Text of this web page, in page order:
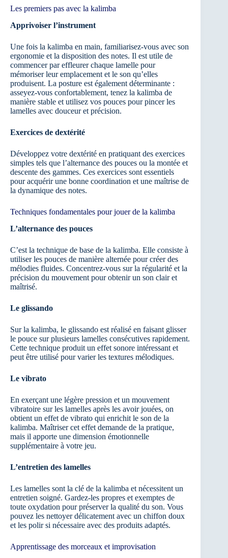
Les premiers pas avec la kalimba
Apprivoiser l’instrument
Une fois la kalimba en main, familiarisez-vous avec son
ergonomie et la disposition des notes. Il est utile de
commencer par effleurer chaque lamelle pour
mémoriser leur emplacement et le son qu’elles
produisent. La posture est également déterminante :
asseyez-vous confortablement, tenez la kalimba de
manière stable et utilisez vos pouces pour pincer les
lamelles avec douceur et précision.
Exercices de dextérité
Développez votre dextérité en pratiquant des exercices
simples tels que l’alternance des pouces ou la montée et
descente des gammes. Ces exercices sont essentiels
pour acquérir une bonne coordination et une maîtrise de
la dynamique des notes.
Techniques fondamentales pour jouer de la kalimba
L’alternance des pouces
C’est la technique de base de la kalimba. Elle consiste à
utiliser les pouces de manière alternée pour créer des
mélodies fluides. Concentrez-vous sur la régularité et la
précision du mouvement pour obtenir un son clair et
maîtrisé.
Le glissando
Sur la kalimba, le glissando est réalisé en faisant glisser
le pouce sur plusieurs lamelles consécutives rapidement.
Cette technique produit un effet sonore intéressant et
peut être utilisé pour varier les textures mélodiques.
Le vibrato
En exerçant une légère pression et un mouvement
vibratoire sur les lamelles après les avoir jouées, on
obtient un effet de vibrato qui enrichit le son de la
kalimba. Maîtriser cet effet demande de la pratique,
mais il apporte une dimension émotionnelle
supplémentaire à votre jeu.
L’entretien des lamelles
Les lamelles sont la clé de la kalimba et nécessitent un
entretien soigné. Gardez-les propres et exemptes de
toute oxydation pour préserver la qualité du son. Vous
pouvez les nettoyer délicatement avec un chiffon doux
et les polir si nécessaire avec des produits adaptés.
Apprentissage des morceaux et improvisation